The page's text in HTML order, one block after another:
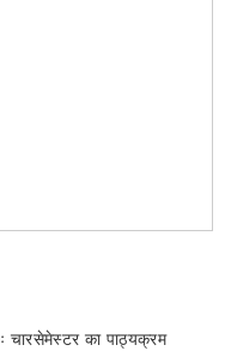
का पाठ्यक्रम